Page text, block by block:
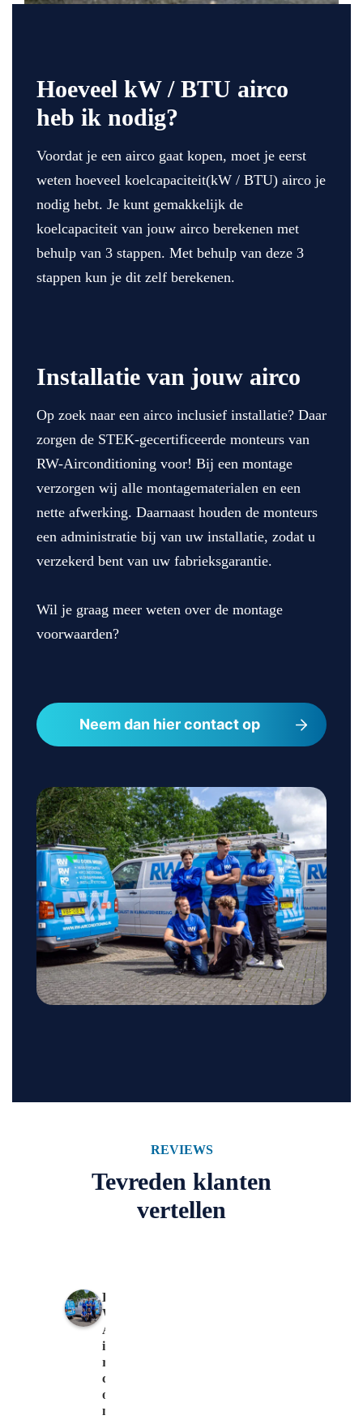
Hoeveel kW / BTU airco
heb ik nodig?
Voordat je een airco gaat kopen, moet je eerst
weten hoeveel koelcapaciteit(kW / BTU) airco je
nodig hebt. Je kunt gemakkelijk de
koelcapaciteit van jouw airco berekenen met
behulp van 3 stappen. Met behulp van deze 3
stappen kun je dit zelf berekenen.
Installatie van jouw airco
Op zoek naar een airco inclusief installatie? Daar
zorgen de STEK-gecertificeerde monteurs van
RW-Airconditioning voor! Bij een montage
verzorgen wij alle montagematerialen en een
nette afwerking. Daarnaast houden de monteurs
een administratie bij van uw installatie, zodat u
verzekerd bent van uw fabrieksgarantie.
Wil je graag meer weten over de montage
voorwaarden?
Neem dan hier contact op
REVIEWS
Tevreden klanten
vertellen
R
W
A
i
r
c
o
n